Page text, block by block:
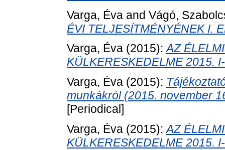
Varga, Éva and Vágó,
ÉVI TELJESÍTMÉNYÉNEK I.
Varga, Éva (2015):AZ
KÜLKERESKEDELME 2015.
Varga, Éva (2015):
munkákról (2015. november
[Periodical]
Varga, Éva (2015):AZ
KÜLKERESKEDELME 2015.